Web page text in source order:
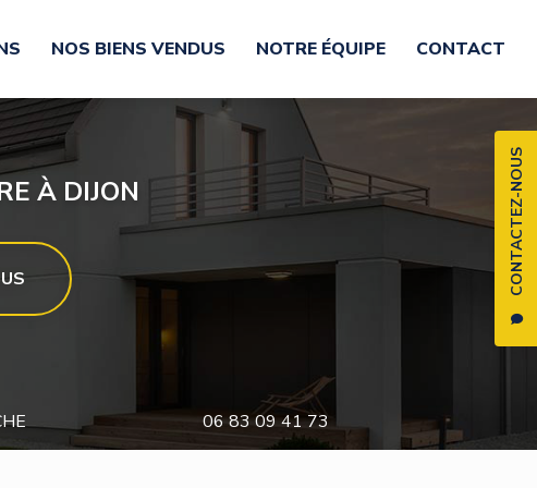
CONTACTEZ-NOUS
NOS BIENS VENDUS NOTRE ÉQUIPE CONTACT
À DIJON
06 83 09 41 73